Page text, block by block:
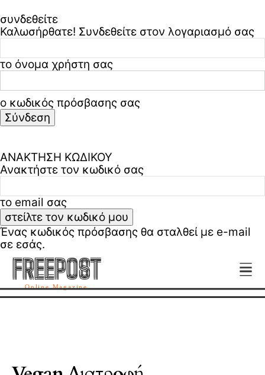
συνδεθείτε
Καλωσήρθατε! Συνδεθείτε στον λογαριασμό σας
το όνομα χρήστη σας
ο κωδικός πρόσβασης σας
ΑΝΑΚΤΗΣΗ ΚΩΔΙΚΟΥ
Ανακτήστε τον κωδικό σας
το email σας
Ένας κωδικός πρόσβασης θα σταλθεί με e-mail
σε εσάς.
FREEPOST
Online Magazine
FREEPOST